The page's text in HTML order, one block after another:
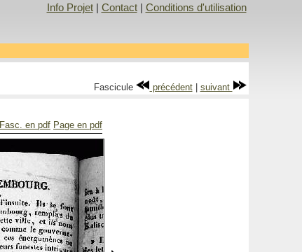
Info Projet| Contact| Conditions d'utilisation
Fascicule précédent| suivant
Fasc. en pdf Page en pdf